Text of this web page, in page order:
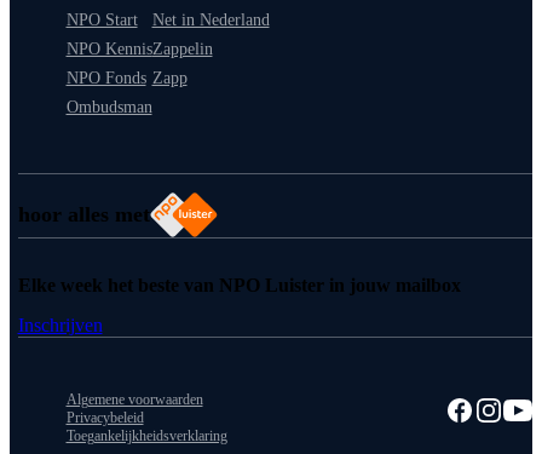
hoor alles met
NPO Start
NPO Kennis
NPO Fonds
Ombudsman
Net in Nederland
Zappelin
Zapp
Elke week het beste van NPO Luister in jouw mailbox
Inschrijven
Algemene voorwaarden
Privacybeleid
Toegankelijkheidsverklaring